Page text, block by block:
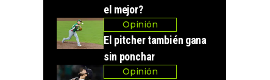
el mejor?
Opinión
El pitcher también gana
sin ponchar
Opinión